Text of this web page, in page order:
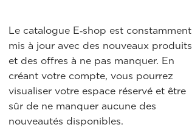
Le catalogue E‑shop est constamment
mis à jour avec des nouveaux produits
et des offres à ne pas manquer. En
créant votre compte, vous pourrez
visualiser votre espace réservé et être
sûr de ne manquer aucune des
nouveautés disponibles.